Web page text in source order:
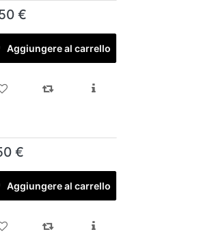
€
Aggiungere al carrello
€
Aggiungere al carrello